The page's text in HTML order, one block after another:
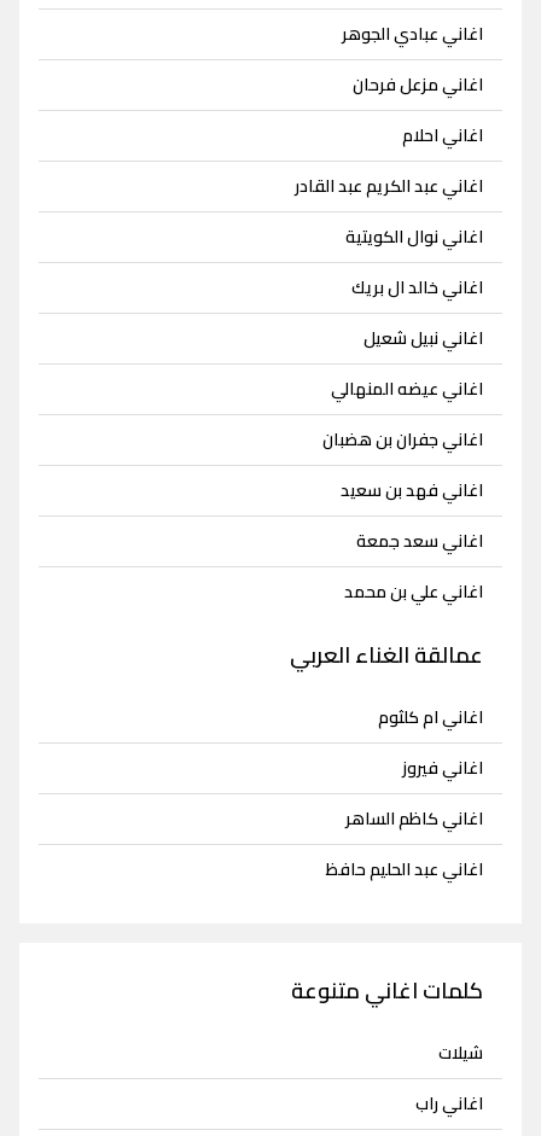
اغاني عبادي الجوهر
اغاني مزعل فرحان
اغاني احلام
اغاني عبد الكريم عبد القادر
اغاني نوال الكويتية
اغاني خالد ال بريك
اغاني نبيل شعيل
اغاني عيضه المنهالي
اغاني جفران بن هضبان
اغاني فهد بن سعيد
اغاني سعد جمعة
اغاني علي بن محمد
عمالقة الغناء العربي
اغاني ام كلثوم
اغاني فيروز
اغاني كاظم الساهر
اغاني عبد الحليم حافظ
كلمات اغاني متنوعة
شيلات
اغاني راب